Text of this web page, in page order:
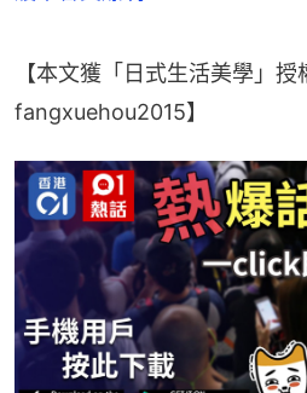
【本文獲「日式生活美學」
fangxuehou2015】